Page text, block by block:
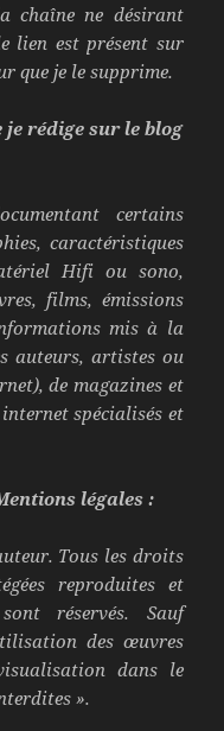
chaîne ne désirant
lien est présent sur
que je le supprime.
rédige sur le blog
certains
caractéristiques
Hifi ou sono,
films, émissions
mis à la
auteurs, artistes ou
de magazines et
internet spécialisés et
légales :
Tous les droits
reproduites et
réservés. Sauf
des œuvres
dans le
».